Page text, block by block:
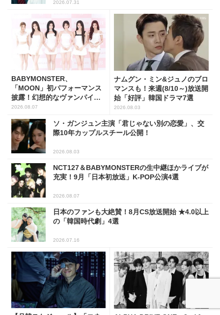
2026.07.31
BABYMONSTER、
「MOON」初パフォーマンス
披露！幻想的なヴァンパイア
の世界観を表現
2026.08.07
ナムグン・ミン&ジュノのブロ
マンスも！来週(8/10～)放送開
始「好評」韓国ドラマ7選
2026.08.03
ソ・ガンジュン主演「君じゃない別の恋愛」、交
際10年カップルスチール公開！
2026.08.03
NCT127＆BABYMONSTERの生中継ほかライブが
充実！9月「日本初放送」K-POP公演4選
2026.08.07
日本のファンも大絶賛！8月CS放送開始 ★4.0以上
の「韓国時代劇」4選
2026.07.16